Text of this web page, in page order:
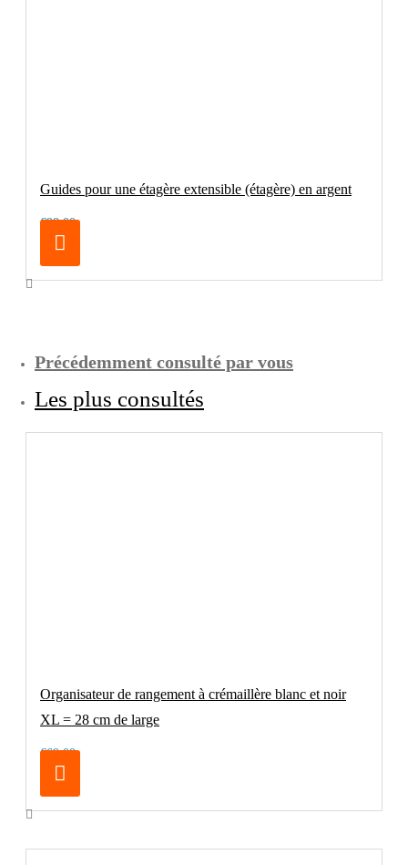
Guides pour une étagère extensible (étagère) en argent
€98.00
Précédemment consulté par vous
Les plus consultés
Organisateur de rangement à crémaillère blanc et noir
XL = 28 cm de large
€69.00